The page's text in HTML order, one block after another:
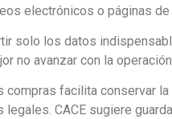
electrónicos o páginas de
solo los datos
no avanzar con la
compras facilita conservar
CACE sugiere